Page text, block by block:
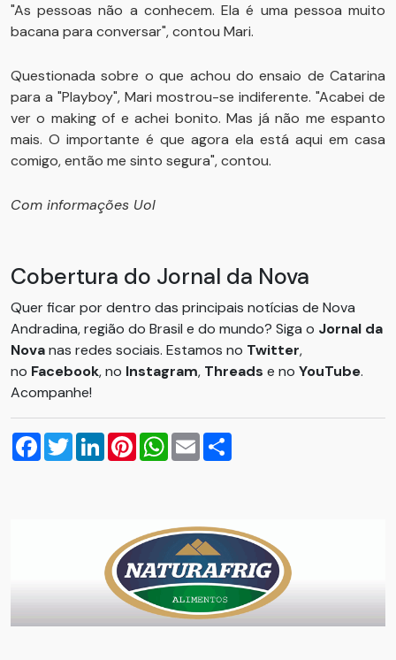
"As pessoas não a conhecem. Ela é uma pessoa muito
bacana para conversar", contou Mari.
Questionada sobre o que achou do ensaio de Catarina
para a "Playboy", Mari mostrou-se indiferente. "Acabei de
ver o making of e achei bonito. Mas já não me espanto
mais. O importante é que agora ela está aqui em casa
comigo, então me sinto segura", contou.
Com informações Uol
Cobertura do Jornal da Nova
Quer ficar por dentro das principais notícias de Nova
Andradina, região do Brasil e do mundo? Siga o Jornal da
Novanas redes sociais. Estamos no Twitter,
no Facebook, no Instagram, Threads e no YouTube.
Acompanhe!
Facebook
TwitterLinkedInPinterestWhatsApp
Email